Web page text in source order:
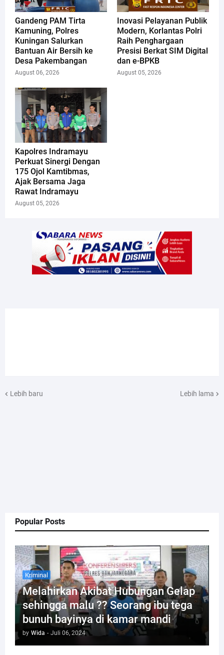
Popular Posts
Kriminal
Melahirkan Akibat Hubungan Gelap
sehingga malu ?? Seorang ibu tega
bunuh bayinya di kamar mandi
by Wida - Juli 06, 2024
Gandeng PAM Tirta
Kamuning, Polres
Kuningan Salurkan
Bantuan Air Bersih ke
Desa Pakembangan
August 06, 2026
Inovasi Pelayanan Publik
Modern, Korlantas Polri
Raih Penghargaan
Presisi Berkat SIM Digital
dan e-BPKB
August 05, 2026
Kapolres Indramayu
Perkuat Sinergi Dengan
175 Ojol Kamtibmas,
Ajak Bersama Jaga
Rawat Indramayu
August 05, 2026
Lebih baru Lebih lama